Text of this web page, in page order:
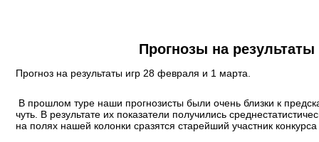
Прогнозы на
Прогноз на результаты игр 28 февраля и 1 марта.
В прошлом туре наши прогнозисты были очень близки к
чуть. В результате их показатели получились
на полях нашей колонки сразятся старейший участник